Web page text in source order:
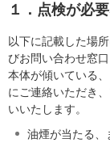
１．点検が必
以下に記載した場
びお問い合わせ窓
本体が傾いている
にご連絡いただき
いいたします。
油煙が当たる、